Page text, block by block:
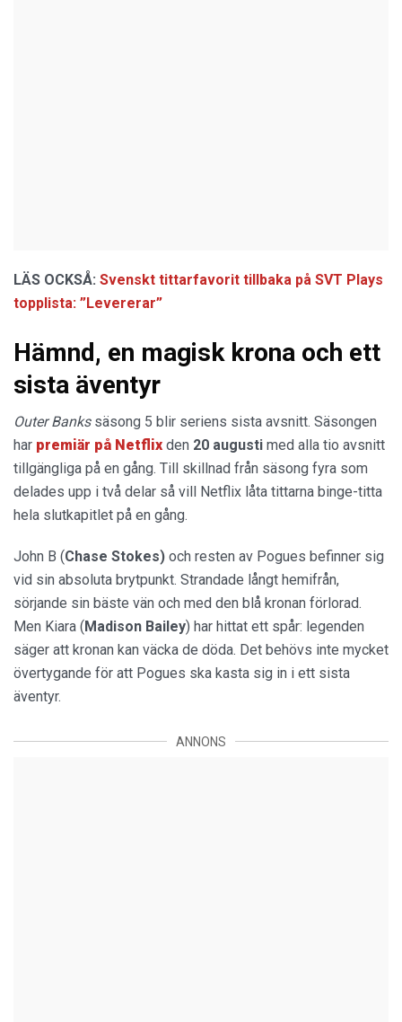
LÄS OCKSÅ: Svenskt tittarfavorit tillbaka på SVT Plays
topplista: ”Levererar”
Hämnd, en magisk krona och ett
sista äventyr
Outer Bankssäsong 5 blir seriens sista avsnitt. Säsongen
har premiär på Netflix den 20 augusti med alla tio avsnitt
tillgängliga på en gång. Till skillnad från säsong fyra som
delades upp i två delar så vill Netflix låta tittarna binge-titta
hela slutkapitlet på en gång.
John B (Chase Stokes) och resten av Pogues befinner sig
vid sin absoluta brytpunkt. Strandade långt hemifrån,
sörjande sin bäste vän och med den blå kronan förlorad.
Men Kiara (Madison Bailey) har hittat ett spår: legenden
säger att kronan kan väcka de döda. Det behövs inte mycket
övertygande för att Pogues ska kasta sig in i ett sista
äventyr.
ANNONS